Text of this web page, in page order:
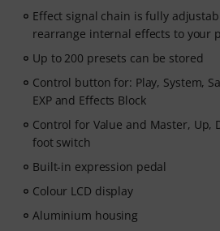
Effect signal chain is fully
rearrange internal effects to your
Up to 200 presets can be stored
Control button for: Play, System,
EXP and Effects Block
Control for Value and Master, Up,
foot switch
Built-in expression pedal
Colour LCD display
Aluminium housing